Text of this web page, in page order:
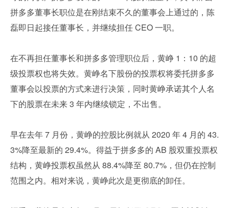
拼多多董事长职位是在刚结束不久的董事会上通过的，陈
磊即日起接任董事长，并继续担任 CEO 一职。
在不再担任董事长和拼多多管理职位后，黄峥 1：10 的超
级投票权也将失效。黄峥名下股份的投票权将委托拼多多
董事会以投票的方式来进行决策，同时黄峥承诺其个人名
下的股票在未来 3 年内继续锁定，不出售。
早在去年 7 月份，黄峥的控股比例就从 2020 年 4 月的 43.
3%降至最新的 29.4%。得益于拼多多的 AB 股双重投票权
结构，黄峥投票权虽然从 88.4%降至 80.7%，但仍在控制
范围之内。相对来说，黄峥此次是更彻底的卸任。